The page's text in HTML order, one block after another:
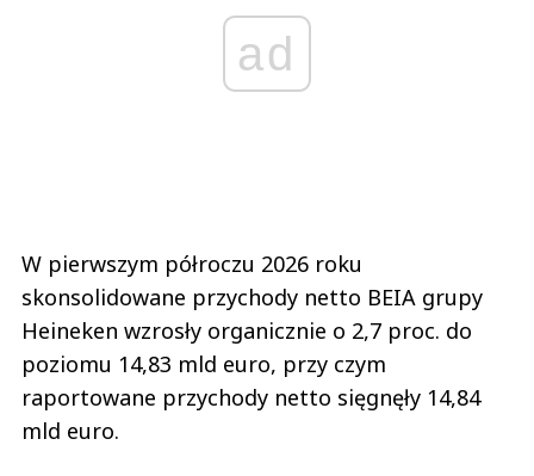
ad
W pierwszym półroczu 2026 roku
skonsolidowane przychody netto BEIA grupy
Heineken wzrosły organicznie o 2,7 proc. do
poziomu 14,83 mld euro, przy czym
raportowane przychody netto sięgnęły 14,84
mld euro.